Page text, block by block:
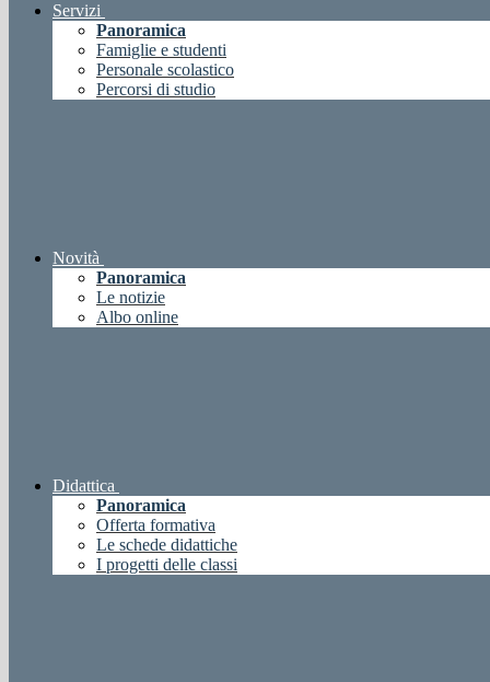
Servizi
Panoramica
Famiglie e studenti
Personale scolastico
Percorsi di studio
Novità
Panoramica
Le notizie
Albo online
Didattica
Panoramica
Offerta formativa
Le schede didattiche
I progetti delle classi